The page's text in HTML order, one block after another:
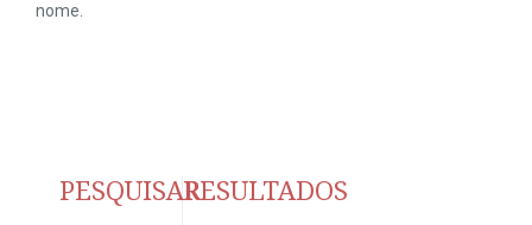
nome.
PESQUISARRESULTADOS